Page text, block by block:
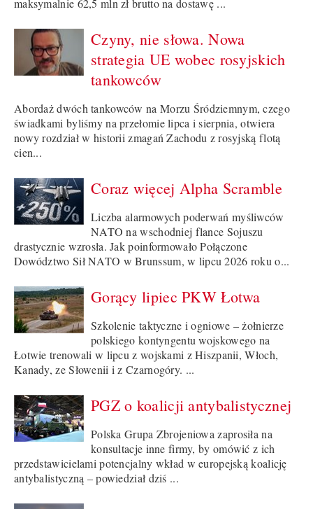
maksymalnie 62,5 mln zł brutto na dostawę ...
Czyny, nie słowa. Nowa
strategia UE wobec rosyjskich
tankowców
Abordaż dwóch tankowców na Morzu Śródziemnym, czego
świadkami byliśmy na przełomie lipca i sierpnia, otwiera
nowy rozdział w historii zmagań Zachodu z rosyjską flotą
cien...
Coraz więcej Alpha Scramble
Liczba alarmowych poderwań myśliwców
NATO na wschodniej flance Sojuszu
drastycznie wzrosła. Jak poinformowało Połączone
Dowództwo Sił NATO w Brunssum, w lipcu 2026 roku o...
Gorący lipiec PKW Łotwa
Szkolenie taktyczne i ogniowe – żołnierze
polskiego kontyngentu wojskowego na
Łotwie trenowali w lipcu z wojskami z Hiszpanii, Włoch,
Kanady, ze Słowenii i z Czarnogóry. ...
PGZ o koalicji antybalistycznej
Polska Grupa Zbrojeniowa zaprosiła na
konsultacje inne firmy, by omówić z ich
przedstawicielami potencjalny wkład w europejską koalicję
antybalistyczną – powiedział dziś ...